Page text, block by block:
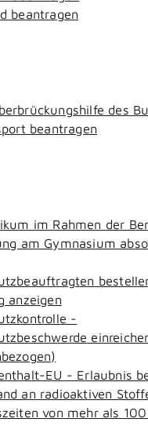
beantragen
des
beantragen
im Rahmen der
am Gymnasium
anzeigen
-
EU - Erlaubnis
an radioaktiven
von mehr als 100